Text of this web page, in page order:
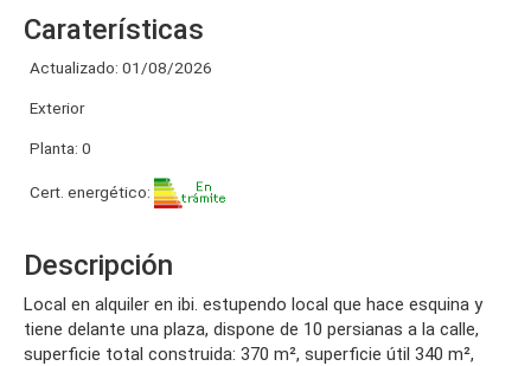
Caraterísticas
Actualizado: 01/08/2026
Exterior
Planta: 0
Cert. energético:
Descripción
local en alquiler en ibi. estupendo local que hace esquina y
tiene delante una plaza, dispone de 10 persianas a la calle,
superficie total construida: 370 m², superficie útil 340 m²,